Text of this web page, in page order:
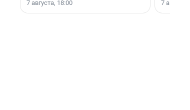
7 августа, 18:00 7